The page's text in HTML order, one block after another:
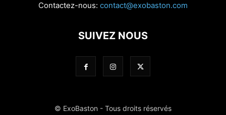
Contactez-nous: contact@exobaston.com
SUIVEZ NOUS
© ExoBaston - Tous droits réservés